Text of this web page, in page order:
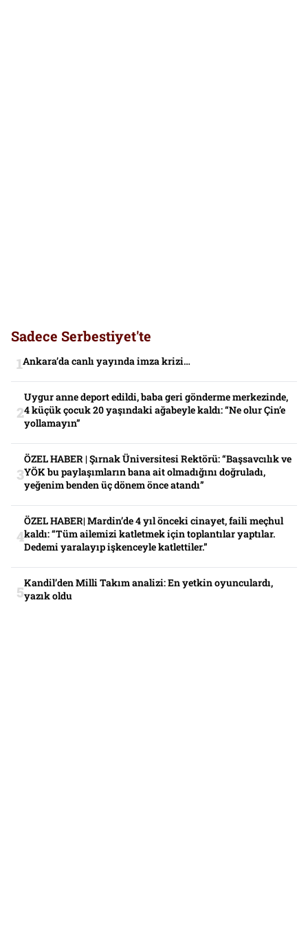
Sadece Serbestiyet'te
Ankara’da canlı yayında imza krizi…
Uygur anne deport edildi, baba geri gönderme merkezinde,
4 küçük çocuk 20 yaşındaki ağabeyle kaldı: “Ne olur Çin’e
yollamayın”
ÖZEL HABER | Şırnak Üniversitesi Rektörü: “Başsavcılık ve
YÖK bu paylaşımların bana ait olmadığını doğruladı,
yeğenim benden üç dönem önce atandı”
ÖZEL HABER| Mardin’de 4 yıl önceki cinayet, faili meçhul
kaldı: “Tüm ailemizi katletmek için toplantılar yaptılar.
Dedemi yaralayıp işkenceyle katlettiler.”
Kandil’den Milli Takım analizi: En yetkin oyunculardı,
yazık oldu